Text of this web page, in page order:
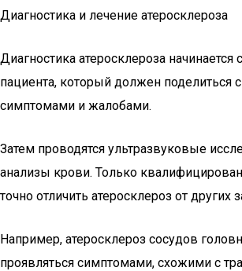
Диагностика и лечение атеросклероза
Диагностика атеросклероза начинается
пациента, который должен поделиться
симптомами и жалобами.
Затем проводятся ультразвуковые
анализы крови. Только
точно отличить атеросклероз от других
Например, атеросклероз сосудов
проявляться симптомами, схожими с